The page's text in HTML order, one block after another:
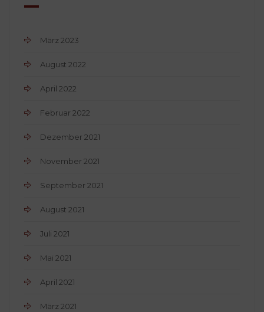
März 2023
August 2022
April 2022
Februar 2022
Dezember 2021
November 2021
September 2021
August 2021
Juli 2021
Mai 2021
April 2021
März 2021